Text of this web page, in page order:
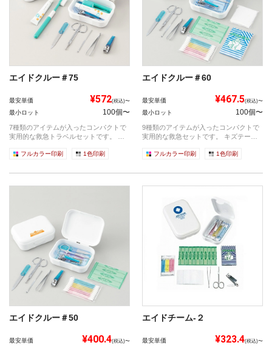
エイドクルー＃75
最安単価 ¥572(税込)〜
最小ロット 100個〜
7種類のアイテムが入ったコンパクトで
実用的な救急トラベルセットです。 ◆
フルカラー印刷 1色印刷
エイドクルー＃60
最安単価 ¥467.5(税込)〜
最小ロット 100個〜
9種類のアイテムが入ったコンパクトで
実用的な救急セットです。 キズテー
フルカラー印刷 1色印刷
エイドクルー＃50
最安単価 ¥400.4(税込)〜
エイドチーム‐２
最安単価 ¥323.4(税込)〜